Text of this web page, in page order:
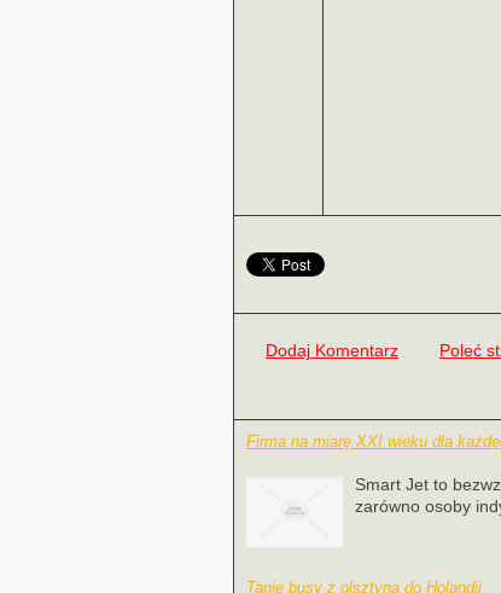
Dodaj Komentarz Poleć
Firma na miarę XXI wieku dla
Smart Jet to
zarówno osoby
Tanie busy z olsztyna do Holandii